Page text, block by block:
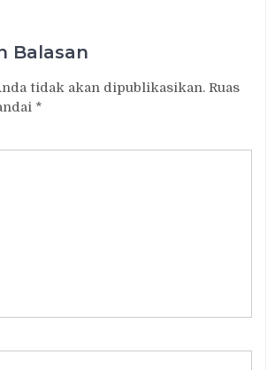
Balasan
tidak akan dipublikasikan. Ruas
*